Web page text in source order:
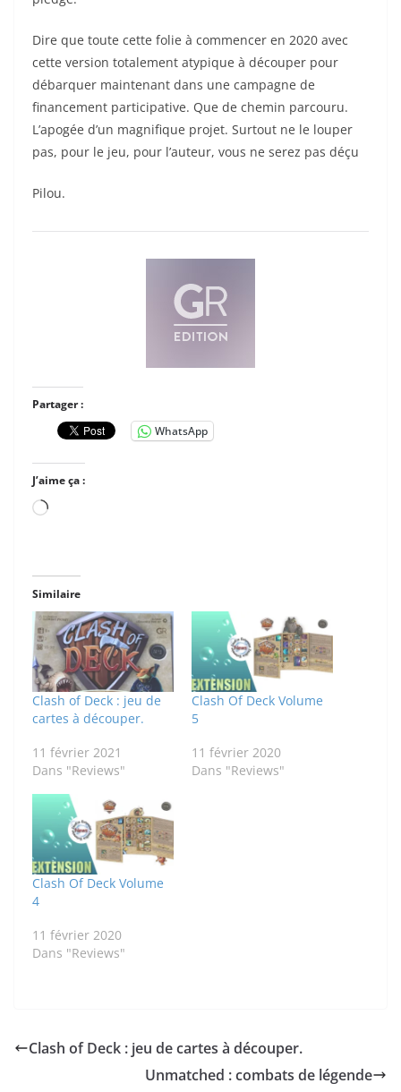
Dire que toute cette folie à commencer en 2020 avec
cette version totalement atypique à découper pour
débarquer maintenant dans une campagne de
financement participative. Que de chemin parcouru.
L’apogée d’un magnifique projet. Surtout ne le louper
pas, pour le jeu, pour l’auteur, vous ne serez pas déçu
Pilou.
Partager :
WhatsApp
J’aime ça :
Chargement…
Similaire
Clash of Deck : jeu de
cartes à découper.
11 février 2021
Dans "Reviews"
Clash Of Deck Volume
5
11 février 2020
Dans "Reviews"
Clash Of Deck Volume
4
11 février 2020
Dans "Reviews"
Clash of Deck : jeu de cartes à découper.
Unmatched : combats de légende